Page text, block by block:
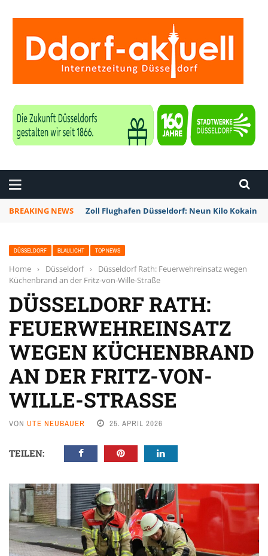
BREAKING NEWS Zoll Flughafen Düsseldorf: Neun Kilo Kokain
DÜSSELDORF BLAULICHT TOP NEWS
Home › Düsseldorf ›
Düsseldorf Rath: Feuerwehreinsatz wegen
Küchenbrand an der Fritz-von-Wille-Straße
DÜSSELDORF RATH:
FEUERWEHREINSATZ
WEGEN KÜCHENBRAND
AN DER FRITZ-VON-
WILLE-STRASSE
VON UTE NEUBAUER 25. APRIL 2026
TEILEN: